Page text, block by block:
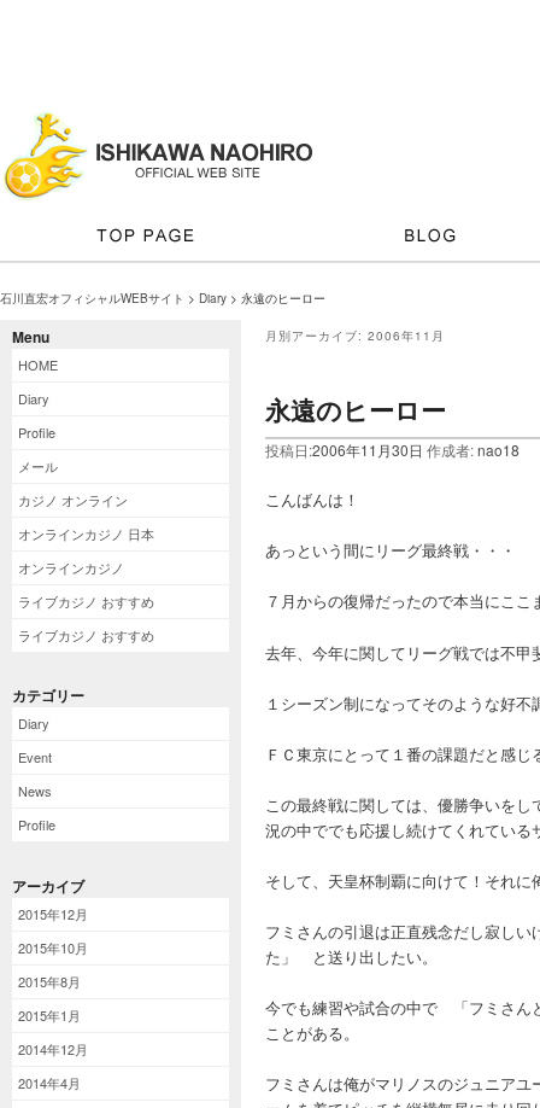
石川直宏オフィシャルWEBサイト > Diary > 永遠のヒーロー
Menu
HOME
Diary
Profile
メール
カジノ オンライン
オンラインカジノ 日本
オンラインカジノ
ライブカジノ おすすめ
ライブカジノ おすすめ
カテゴリー
Diary
Event
News
Profile
アーカイブ
2015年12月
2015年10月
2015年8月
2015年1月
2014年12月
2014年4月
月別アーカイブ: 2006年11月
永遠のヒーロー
投稿日:2006年11月30日 作成者:nao18
こんばんは！
あっという間にリーグ最終戦・・・
７月からの復帰だったので本当にこ
去年、今年に関してリーグ戦では不
１シーズン制になってそのような好
ＦＣ東京にとって１番の課題だと感じ
この最終戦に関しては、優勝争いを
況の中ででも応援し続けてくれてい
そして、天皇杯制覇に向けて！それ
フミさんの引退は正直残念だし寂し
た」 と送り出したい。
今でも練習や試合の中で 「フミさん
ことがある。
フミさんは俺がマリノスのジュニア